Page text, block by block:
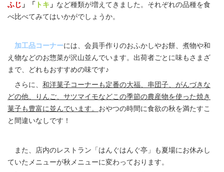
ふじ 」 「 トキ 」 など種類が増えてきました。それぞれの品種を食
べ比べてみてはいかがでしょうか。
加工品コーナーには、会員手作りのおふかしやお餅、煮物や和
え物などのお惣菜が沢山並んでいます。出荷者ごとに味もさまざ
まで、どれもおすすめの味です♪
さらに、 和洋菓子コーナーも定番の大福、串団子、がんづきな
どの他、りんご、サツマイモなどこの季節の農産物を使った焼き
菓子も豊富に並んでいます。 おやつの時間に食欲の秋を満たすこ
と間違いなしです！
また、店内のレストラン「はんぐはんぐ亭」も夏場にお休みし
ていたメニューが秋メニューに変わっております。